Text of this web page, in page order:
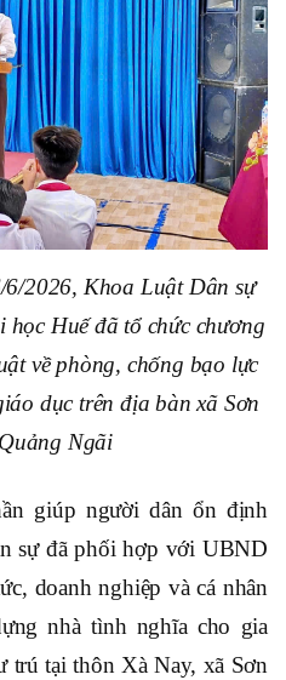
2026, Khoa Luật Dân sự
Huế đã tổ chức chương
về phòng, chống bạo lực
dục trên địa bàn xã Sơn
Ngãi
giúp người dân ổn định
sự đã phối hợp với UBND
doanh nghiệp và cá nhân
nhà tình nghĩa cho gia
tại thôn Xà Nay, xã Sơn